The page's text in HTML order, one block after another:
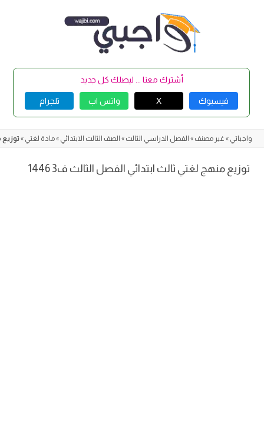
أشترك معنا ... ليصلك كل جديد
فيسبوك X واتس اب تلجرام
واجباتي » غير مصنف » الفصل الدراسي الثالث » الصف الثالث الابتدائي »مادة لغتي » توزيع
توزيع منهج لغتي ثالث ابتدائي الفصل الثالث ف3 1446